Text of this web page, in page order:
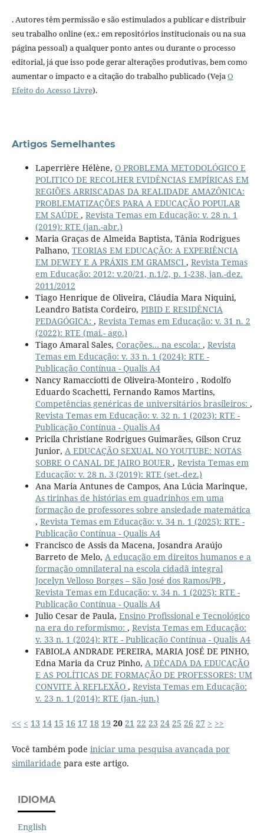
. Autores têm permissão e são estimulados a publicar e distribuir
seu trabalho online (ex.: em repositórios institucionais ou na sua
página pessoal) a qualquer ponto antes ou durante o processo
editorial, já que isso pode gerar alterações produtivas, bem como
aumentar o impacto e a citação do trabalho publicado (VejaO
Efeito do Acesso Livre).
Artigos Semelhantes
Laperrière Hélène, O PROBLEMA METODOLÓGICO E
POLITICO DE RECOLHER EVIDÊNCIAS EMPÍRICAS EM
REGIÕES ARRISCADAS DA REALIDADE AMAZÔNICA:
PROBLEMATIZAÇÕES PARA A EDUCAÇÃO POPULAR
EM SAÚDE , Revista Temas em Educação: v. 28 n. 1
(2019): RTE (jan.-abr.)
Maria Graças de Almeida Baptista, Tânia Rodrigues
Palhano, TEORIAS EM EDUCAÇÃO: A EXPERIÊNCIA
EM DEWEY E A PRÁXIS EM GRAMSCI , Revista Temas
em Educação: 2012: v.20/21, n.1/2, p. 1-238, jan.-dez.
2011/2012
Tiago Henrique de Oliveira, Cláudia Mara Niquini,
Leandro Batista Cordeiro, PIBID E RESIDÊNCIA
PEDAGÓGICA: , Revista Temas em Educação: v. 31 n. 2
(2022): RTE (mai.- ago.)
Tiago Amaral Sales, Corações… na escola: , Revista
Temas em Educação: v. 33 n. 1 (2024): RTE -
Publicação Contínua - Qualis A4
Nancy Ramacciotti de Oliveira-Monteiro , Rodolfo
Eduardo Scachetti, Fernando Ramos Martins,
Competências genéricas de universitários brasileiros: ,
Revista Temas em Educação: v. 32 n. 1 (2023): RTE -
Publicação Contínua - Qualis A4
Pricila Christiane Rodrigues Guimarães, Gilson Cruz
Junior, A EDUCAÇÃO SEXUAL NO YOUTUBE: NOTAS
SOBRE O CANAL DE JAIRO BOUER, Revista Temas em
Educação: v. 28 n. 3 (2019): RTE (set.-dez.)
Ana Maria Antunes de Campos, Ana Lúcia Marinque,
As tirinhas de histórias em quadrinhos em uma
formação de professores sobre ansiedade matemática
, Revista Temas em Educação: v. 34 n. 1 (2025): RTE -
Publicação Contínua - Qualis A4
Francisco de Assis da Macena, Josandra Araújo
Barreto de Melo, A educação em direitos humanos e a
formação omnilateral na escola cidadã integral
Jocelyn Velloso Borges – São José dos Ramos/PB ,
Revista Temas em Educação: v. 34 n. 1 (2025): RTE -
Publicação Contínua - Qualis A4
Julio Cesar de Paula, Ensino Profissional e Tecnológico
na era do reformismo: , Revista Temas em Educação:
v. 33 n. 1 (2024): RTE - Publicação Contínua - Qualis A4
FABIOLA ANDRADE PEREIRA, MARIA JOSÉ DE PINHO,
Edna Maria da Cruz Pinho, A DÉCADA DA EDUCAÇÃO
E AS POLÍTICAS DE FORMAÇÃO DE PROFESSORES: UM
CONVITE À REFLEXÃO , Revista Temas em Educação:
v. 23 n. 1 (2014): RTE (jan.-jun.)
<< < 13 14 15 16 17 18 19 20 21 22 23 24 25 26 27 > >>
Você também pode iniciar uma pesquisa avançada por
similaridade para este artigo.
IDIOMA
English